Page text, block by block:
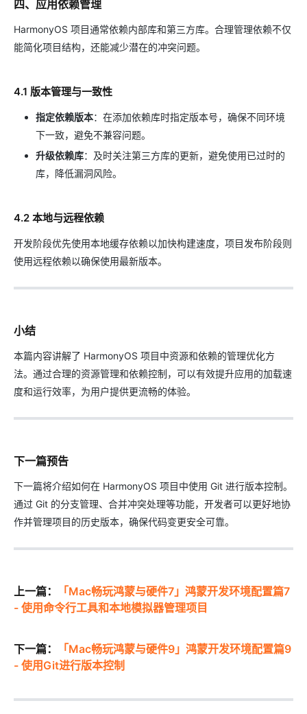
四、应用依赖管理
HarmonyOS 项目通常依赖内部库和第三方库。合理管理依赖不仅
能简化项目结构，还能减少潜在的冲突问题。
4.1 版本管理与一致性
指定依赖版本：在添加依赖库时指定版本号，确保不同环境
下一致，避免不兼容问题。
升级依赖库：及时关注第三方库的更新，避免使用已过时的
库，降低漏洞风险。
4.2 本地与远程依赖
开发阶段优先使用本地缓存依赖以加快构建速度，项目发布阶段则
使用远程依赖以确保使用最新版本。
小结
本篇内容讲解了 HarmonyOS 项目中资源和依赖的管理优化方
法。通过合理的资源管理和依赖控制，可以有效提升应用的加载速
度和运行效率，为用户提供更流畅的体验。
下一篇预告
下一篇将介绍如何在 HarmonyOS 项目中使用 Git 进行版本控制。
通过 Git 的分支管理、合并冲突处理等功能，开发者可以更好地协
作并管理项目的历史版本，确保代码变更安全可靠。
上一篇：
「Mac畅玩鸿蒙与硬件7」鸿蒙开发环境配置篇7
- 使用命令行工具和本地模拟器管理项目
下一篇：
「Mac畅玩鸿蒙与硬件9」鸿蒙开发环境配置篇9
- 使用Git进行版本控制